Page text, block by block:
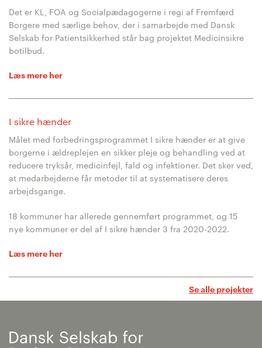
Det er KL, FOA og Socialpædagogerne i regi af Fremfærd
Borgere med særlige behov, der i samarbejde med Dansk
Selskab for Patientsikkerhed står bag projektet Medicinsikre
botilbud.
Læs mere her
I sikre hænder
Målet med forbedringsprogrammet I sikre hænder er at give
borgerne i ældreplejen en sikker pleje og behandling ved at
reducere tryksår, medicinfejl, fald og infektioner. Det sker ved,
at medarbejderne får metoder til at systematisere deres
arbejdsgange.
18 kommuner har allerede gennemført programmet, og 15
nye kommuner er del af I sikre hænder 3 fra 2020-2022.
Læs mere her
Se alle projekter